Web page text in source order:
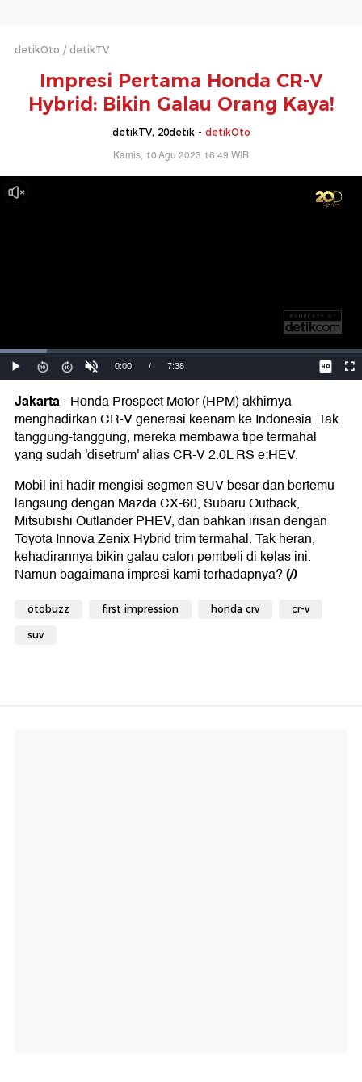
detikOto detikTV
Impresi Pertama Honda CR-V
Hybrid: Bikin Galau Orang Kaya!
detikTV, 20detik - detikOto
Kamis, 10 Agu 2023 16:49 WIB
Jakarta- Honda Prospect Motor (HPM) akhirnya
menghadirkan CR-V generasi keenam ke Indonesia. Tak
tanggung-tanggung, mereka membawa tipe termahal
yang sudah 'disetrum' alias CR-V 2.0L RS e:HEV.
Mobil ini hadir mengisi segmen SUV besar dan bertemu
langsung dengan Mazda CX-60, Subaru Outback,
Mitsubishi Outlander PHEV, dan bahkan irisan dengan
Toyota Innova Zenix Hybrid trim termahal. Tak heran,
kehadirannya bikin galau calon pembeli di kelas ini.
Namun bagaimana impresi kami terhadapnya?(/)
otobuzz first impression honda crv cr-v
suv